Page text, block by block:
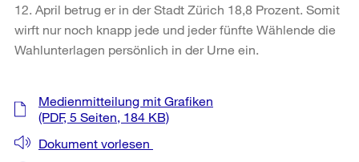
12. April betrug er in der Stadt Zürich 18,8 Prozent. Somit
wirft nur noch knapp jede und jeder fünfte Wählende die
Wahlunterlagen persönlich in der Urne ein.
Weitere
Informationen
Medienmitteilung mit Grafiken
(PDF, 5 Seiten, 184 KB)
Dokument vorlesen